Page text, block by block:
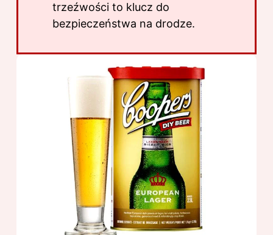
trzeźwości to klucz do
bezpieczeństwa na drodze.